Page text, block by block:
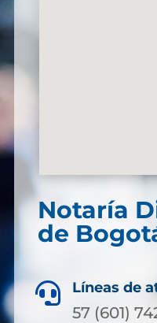
Notaría
de
 Líneas de
57 (601)